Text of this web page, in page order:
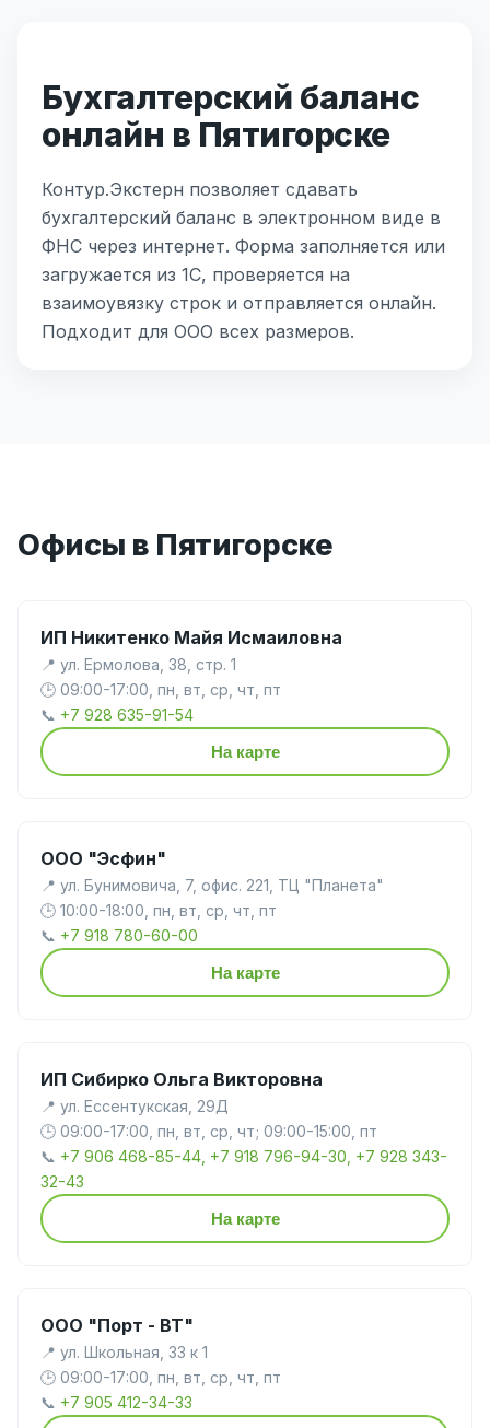
Бухгалтерский баланс
онлайн в Пятигорске
Контур.Экстерн позволяет сдавать
бухгалтерский баланс в электронном виде в
ФНС через интернет. Форма заполняется или
загружается из 1С, проверяется на
взаимоувязку строк и отправляется онлайн.
Подходит для ООО всех размеров.
Офисы в Пятигорске
ИП Никитенко Майя Исмаиловна
📍 ул. Ермолова, 38, стр. 1
🕒 09:00-17:00, пн, вт, ср, чт, пт
📞 +7 928 635-91-54
На карте
ООО "Эсфин"
📍 ул. Бунимовича, 7, офис. 221, ТЦ "Планета"
🕒 10:00-18:00, пн, вт, ср, чт, пт
📞 +7 918 780-60-00
На карте
ИП Сибирко Ольга Викторовна
📍 ул. Ессентукская, 29Д
🕒 09:00-17:00, пн, вт, ср, чт; 09:00-15:00, пт
📞 +7 906 468-85-44, +7 918 796-94-30, +7 928 343-
32-43
На карте
ООО "Порт - ВТ"
📍 ул. Школьная, 33 к 1
🕒 09:00-17:00, пн, вт, ср, чт, пт
📞 +7 905 412-34-33